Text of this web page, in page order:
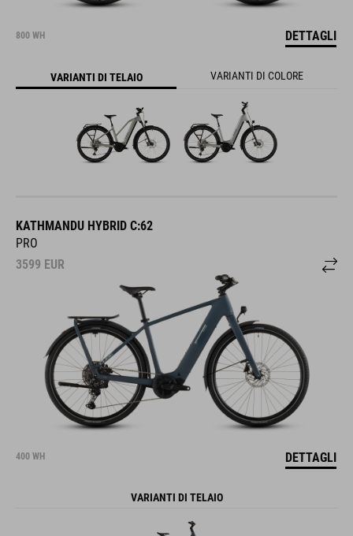
800 WH DETTAGLI
VARIANTI DI TELAIO VARIANTI DI COLORE
KATHMANDU HYBRID C:62
PRO
3599 EUR
400 WH DETTAGLI
VARIANTI DI TELAIO